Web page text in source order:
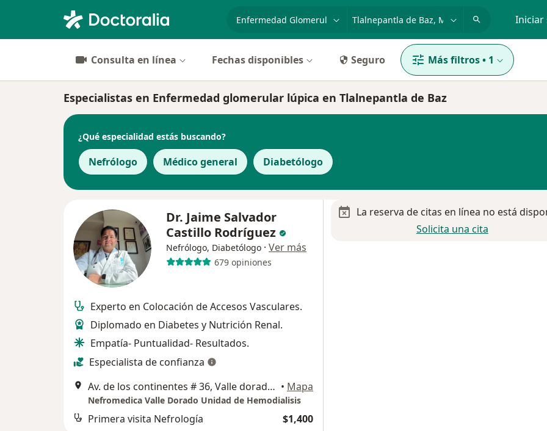
Iniciar
Consulta en línea Fechas disponibles Seguro Más filtros• 1
Especialistas en Enfermedad glomerular lúpica en Tlalnepantla de Baz
¿Qué especialidad estás buscando?
Nefrólogo Médico general Diabetólogo
Dr. Jaime Salvador
Castillo Rodríguez
Nefrólogo, Diabetólogo · Ver más
679 opiniones
Experto en Colocación de Accesos Vasculares.
Diplomado en Diabetes y Nutrición Renal.
Empatía- Puntualidad- Resultados.
Especialista de confianza
Av. de los continentes # 36, Valle dorado, Tlalnepantla de Baz • Mapa
Nefromedica Valle Dorado Unidad de Hemodialisis
Primera visita Nefrología $1,400
La reserva de citas en línea no está
Solicita una cita